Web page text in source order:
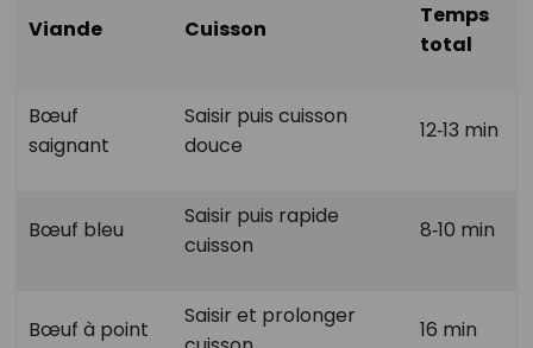
Viande Cuisson
Temps
total
Bœuf
saignant
Saisir puis cuisson
douce
12‑13 min
Bœuf bleu
Saisir puis rapide
cuisson
8‑10 min
Bœuf à point
Saisir et prolonger
16 min